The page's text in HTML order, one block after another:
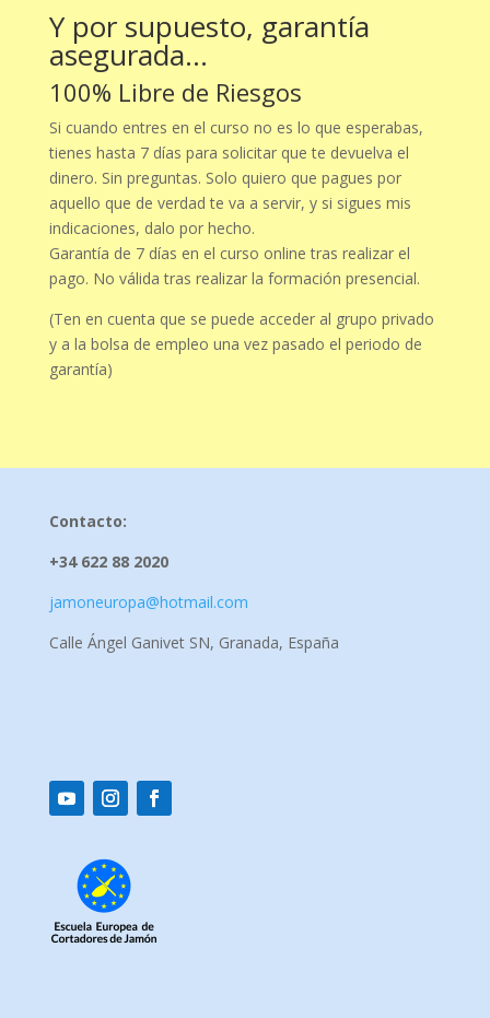
Y por supuesto, garantía
asegurada...
100% Libre de Riesgos
Si cuando entres en el curso no es lo que esperabas,
tienes hasta 7 días para solicitar que te devuelva el
dinero. Sin preguntas. Solo quiero que pagues por
aquello que de verdad te va a servir, y si sigues mis
indicaciones, dalo por hecho.
Garantía de 7 días en el curso online tras realizar el
pago. No válida tras realizar la formación presencial.
(Ten en cuenta que se puede acceder al grupo privado
y a la bolsa de empleo una vez pasado el periodo de
garantía)
Contacto:
+34 622 88 2020
jamoneuropa@hotmail.com
Calle Ángel Ganivet SN, Granada, España